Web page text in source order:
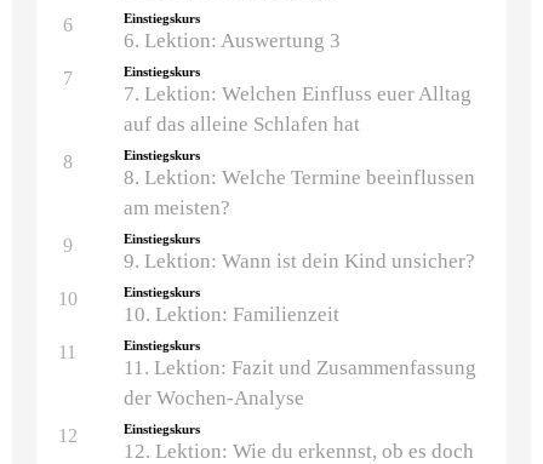
6 Einstiegskurs
6. Lektion: Auswertung 3
7 Einstiegskurs
7. Lektion: Welchen Einfluss euer Alltag
auf das alleine Schlafen hat
8 Einstiegskurs
8. Lektion: Welche Termine beeinflussen
am meisten?
9 Einstiegskurs
9. Lektion: Wann ist dein Kind unsicher?
10 Einstiegskurs
10. Lektion: Familienzeit
11 Einstiegskurs
11. Lektion: Fazit und Zusammenfassung
der Wochen-Analyse
12 Einstiegskurs
12. Lektion: Wie du erkennst, ob es doch